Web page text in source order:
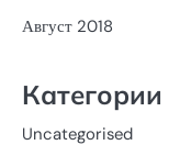
Август 2018
Категории
Uncategorised